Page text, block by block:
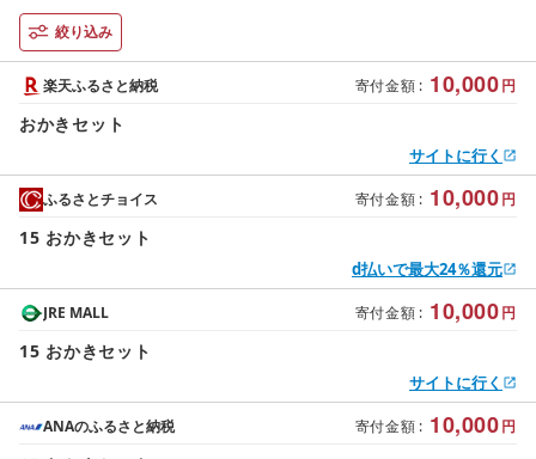
絞り込み
寄付金額 : 10,000円
楽天ふるさと納税
おかきセット
サイトに行く
寄付金額 : 10,000円
ふるさとチョイス
15 おかきセット
d払いで最大24％還元
寄付金額 : 10,000円
JRE MALL
15 おかきセット
サイトに行く
寄付金額 : 10,000円
ANAのふるさと納税